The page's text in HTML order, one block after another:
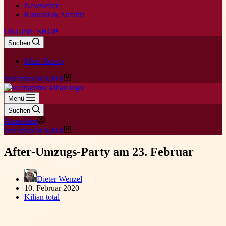
Newsletter
Kontakt & Anfahrt
ONLINE SHOP
Suchen
Mein Konto
Warenkorb€0,00 0
Menü
Suchen
Anmelden
Warenkorb€0,00 0
After-Umzugs-Party am 23. Februar
Dieter Wenzel
10. Februar 2020
Kilian total